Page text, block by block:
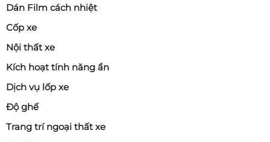
Dán Film cách nhiệt
Cốp xe
Nội thất xe
Kích hoạt tính năng ẩn
Dịch vụ lốp xe
Độ ghế
Trang trí ngoại thất xe